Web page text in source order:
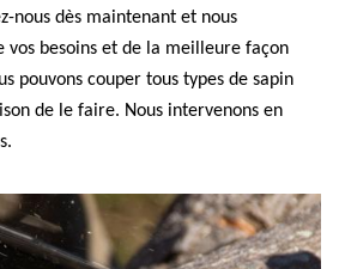
nous dès maintenant et nous
vos besoins et de la meilleure façon
pouvons couper tous types de sapin
de le faire. Nous intervenons en